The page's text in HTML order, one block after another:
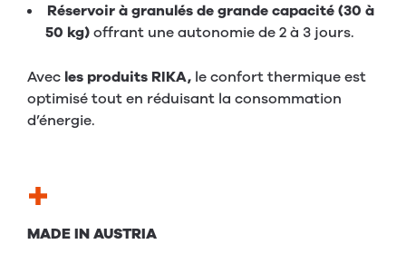
Réservoir à granulés de grande capacité (30 à
50 kg)offrant une autonomie de 2 à 3 jours.
Avec les produits RIKA, le confort thermique est
optimisé tout en réduisant la consommation
d’énergie.
MADE IN AUSTRIA